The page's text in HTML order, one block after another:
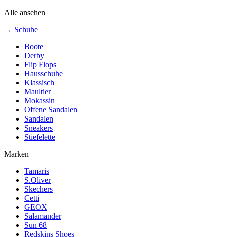
Alle ansehen
→ Schuhe
Boote
Derby
Flip Flops
Hausschuhe
Klassisch
Maultier
Mokassin
Offene Sandalen
Sandalen
Sneakers
Stiefelette
Marken
Tamaris
S.Oliver
Skechers
Cetti
GEOX
Salamander
Sun 68
Redskins Shoes